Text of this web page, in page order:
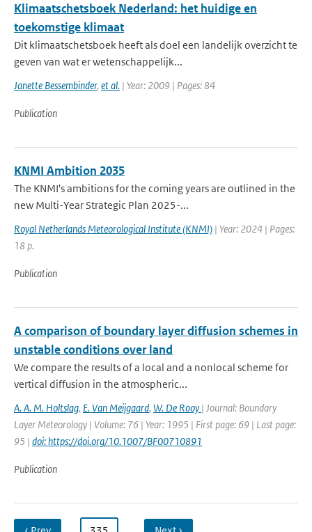
Klimaatschetsboek Nederland: het huidige en
toekomstige klimaat
Dit klimaatschetsboek heeft als doel een landelijk overzicht te
geven van wat er wetenschappelijk...
Janette Bessembinder, et al. | Year: 2009 | Pages: 84
Publication
KNMI Ambition 2035
The KNMI's ambitions for the coming years are outlined in the
new Multi-Year Strategic Plan 2025-...
Royal Netherlands Meteorological Institute (KNMI) | Year: 2024 | Pages:
18 p.
Publication
A comparison of boundary layer diffusion schemes in
unstable conditions over land
We compare the results of a local and a nonlocal scheme for
vertical diffusion in the atmospheric...
A. A. M. Holtslag, E. Van Meijgaard, W. De Rooy | Journal: Boundary
Layer Meteorology | Volume: 76 | Year: 1995 | First page: 69 | Last page:
95 | doi: https://doi.org/10.1007/BF00710891
Publication